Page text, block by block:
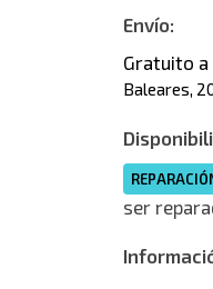
Envío:
Gratuito
Baleares,
ser